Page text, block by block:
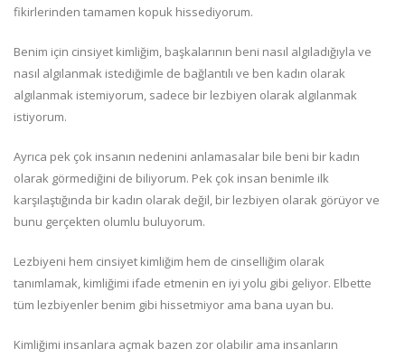
fikirlerinden tamamen kopuk hissediyorum.
Benim için cinsiyet kimliğim, başkalarının beni nasıl algıladığıyla ve
nasıl algılanmak istediğimle de bağlantılı ve ben kadın olarak
algılanmak istemiyorum, sadece bir lezbiyen olarak algılanmak
istiyorum.
Ayrıca pek çok insanın nedenini anlamasalar bile beni bir kadın
olarak görmediğini de biliyorum. Pek çok insan benimle ilk
karşılaştığında bir kadın olarak değil, bir lezbiyen olarak görüyor ve
bunu gerçekten olumlu buluyorum.
Lezbiyeni hem cinsiyet kimliğim hem de cinselliğim olarak
tanımlamak, kimliğimi ifade etmenin en iyi yolu gibi geliyor. Elbette
tüm lezbiyenler benim gibi hissetmiyor ama bana uyan bu.
Kimliğimi insanlara açmak bazen zor olabilir ama insanların